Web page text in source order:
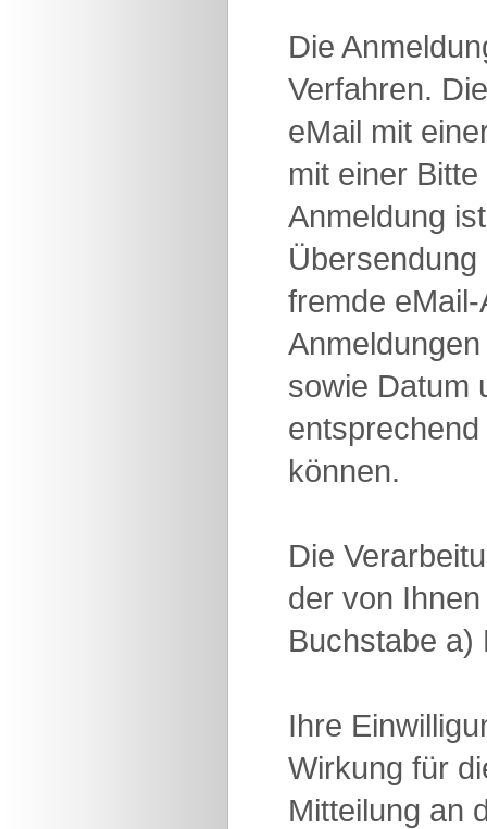
Die
Verfahren.
eMail mit
mit einer
Anmeldung
fremde
sowie Datum
können.
Die
der von
Buchstabe a)
Ihre
Wirkung für
Mitteilung an